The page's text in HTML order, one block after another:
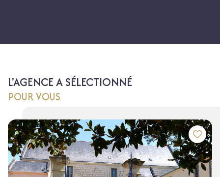
L'AGENCE A SÉLECTIONNÉ
POUR VOUS